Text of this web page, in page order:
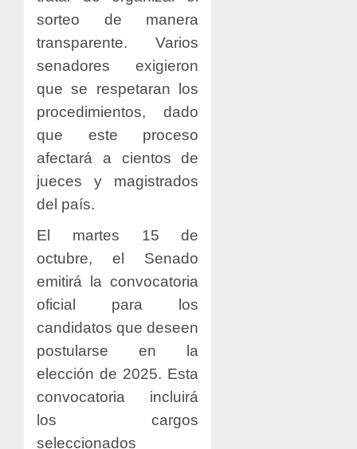
sorteo de manera
transparente. Varios
senadores exigieron
que se respetaran los
procedimientos, dado
que este proceso
afectará a cientos de
jueces y magistrados
del país.
El martes 15 de
octubre, el Senado
emitirá la convocatoria
oficial para los
candidatos que deseen
postularse en la
elección de 2025. Esta
convocatoria incluirá
los cargos
seleccionados